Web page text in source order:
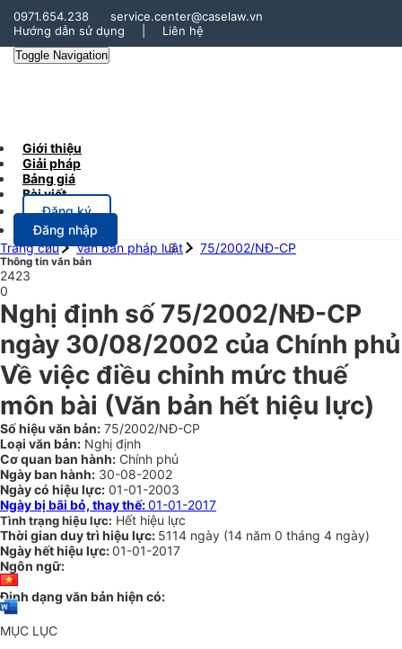
0971.654.238
service.center@caselaw.vn
Hướng dẫn sử dụng
Liên hệ
Toggle Navigation
Giới thiệu
Giải pháp
Bảng giá
Bài viết
Đăng ký
Đăng nhập
Trang chủ
Văn bản pháp luật 75/2002/NĐ-CP
Thông tin văn bản
2423
0
Nghị định số 75/2002/NĐ-CP
ngày 30/08/2002 của Chính phủ
Về việc điều chỉnh mức thuế
môn bài (Văn bản hết hiệu lực)
Số hiệu văn bản: 75/2002/NĐ-CP
Loại văn bản: Nghị định
Cơ quan ban hành: Chính phủ
Ngày ban hành: 30-08-2002
Ngày có hiệu lực: 01-01-2003
Ngày bị bãi bỏ, thay thế:01-01-2017
Tình trạng hiệu lực: Hết hiệu lực
Thời gian duy trì hiệu lực: 5114 ngày (14 năm 0 tháng 4 ngày)
Ngày hết hiệu lực:01-01-2017
Ngôn ngữ:
Định dạng văn bản hiện có:
MỤC LỤC